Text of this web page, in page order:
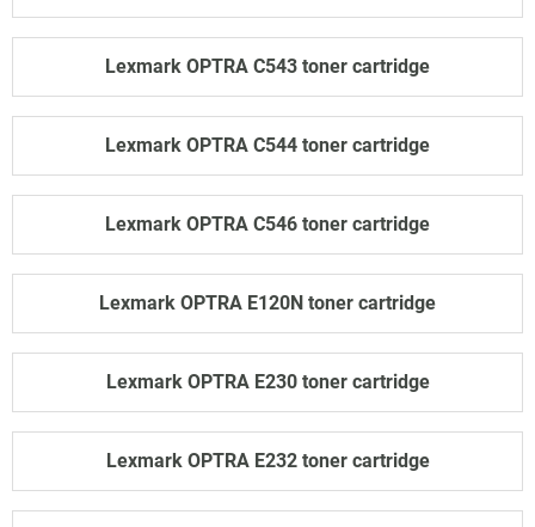
Lexmark OPTRA C543 toner cartridge
Lexmark OPTRA C544 toner cartridge
Lexmark OPTRA C546 toner cartridge
Lexmark OPTRA E120N toner cartridge
Lexmark OPTRA E230 toner cartridge
Lexmark OPTRA E232 toner cartridge